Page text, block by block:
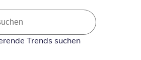
Trends suchen